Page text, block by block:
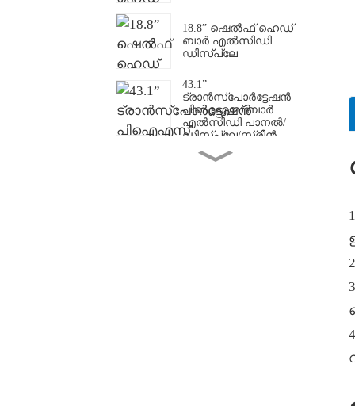
18.8” ഷെൽഫ് ഹെഡ്
ബാർ എൽസിഡി
ഡിസ്പ്ലേ
43.1”
ട്രാൻസ്പോർട്ടേഷൻ
പിഐഎസ് ബാർ
എൽസിഡി പാനൽ/
ഡിസ്പ്ലേ/സ്ക്രീൻ